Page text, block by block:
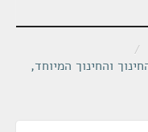
/
והחינוך המיוחד,